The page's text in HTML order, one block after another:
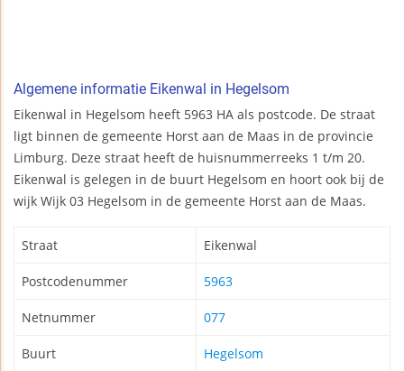
Algemene informatie Eikenwal in Hegelsom
Eikenwal in Hegelsom heeft 5963 HA als postcode. De straat
ligt binnen de gemeente Horst aan de Maas in de provincie
Limburg. Deze straat heeft de huisnummerreeks 1 t/m 20.
Eikenwal is gelegen in de buurt Hegelsom en hoort ook bij de
wijk Wijk 03 Hegelsom in de gemeente Horst aan de Maas.
Straat Eikenwal
Postcodenummer 5963
Netnummer 077
Buurt Hegelsom